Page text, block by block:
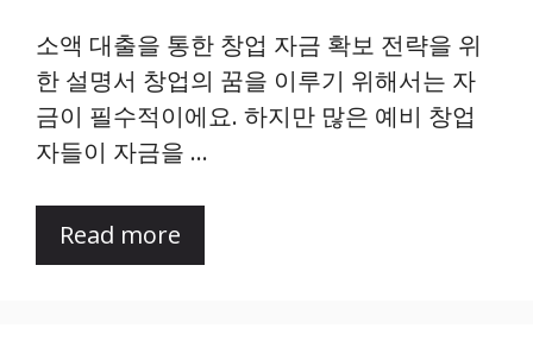
소액 대출을 통한 창업 자금 확보 전략을 위
한 설명서 창업의 꿈을 이루기 위해서는 자
금이 필수적이에요. 하지만 많은 예비 창업
자들이 자금을 …
Read more